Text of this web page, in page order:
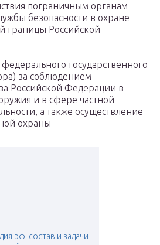
пограничным органам
безопасности в охране
границы Российской
государственного
за соблюдением
Российской Федерации в
и в сфере частной
а также осуществление
охраны
рф: состав и задачи